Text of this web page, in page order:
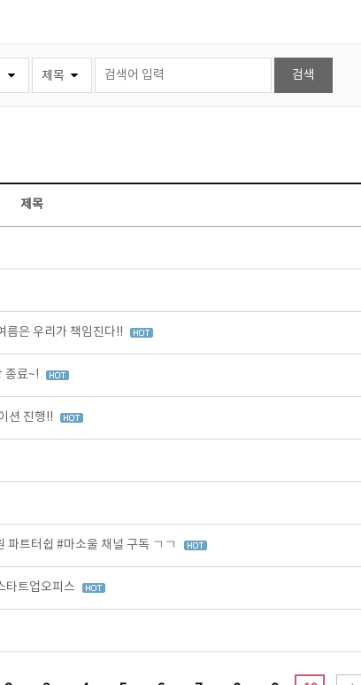
제목
름은 우리가 책임진다!!
종료~!
션 진행!!
파트터쉽 #마소울 채널 구독 ㄱㄱ
타트업오피스